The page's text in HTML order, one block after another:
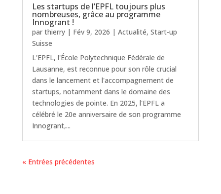
Les startups de l’EPFL toujours plus
nombreuses, grâce au programme
Innogrant !
par thierry| Fév 9, 2026 | Actualité, Start-up
Suisse
L'EPFL, l'École Polytechnique Fédérale de
Lausanne, est reconnue pour son rôle crucial
dans le lancement et l'accompagnement de
startups, notamment dans le domaine des
technologies de pointe. En 2025, l'EPFL a
célébré le 20e anniversaire de son programme
Innogrant,...
« Entrées précédentes